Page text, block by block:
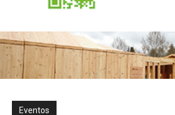
Eventos